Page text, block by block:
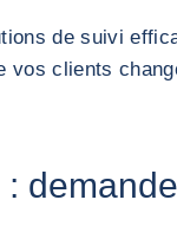
de suivi
vos clients